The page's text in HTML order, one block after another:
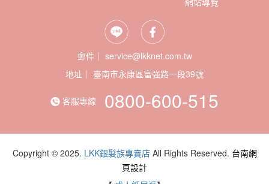
郵件｜ service@lkknet.com.tw
地址｜
客服專線 0800-600-515
Copyright © 2025. LKK銀髮族專賣店All Rights Reserved. 台南網
頁設計